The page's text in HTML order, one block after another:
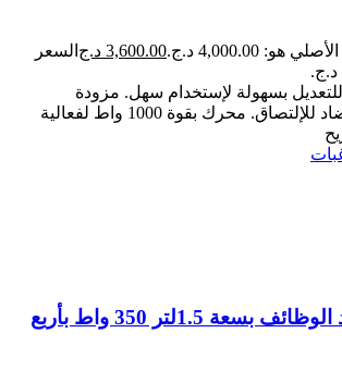
هو: 4,000.00 د.ج. 3,600.00 د.ج السعر
بسهولة لإستخدام سهل. مزودة
بصفيحة مع طلاء مضاد للإلتصاق. محرك بقوة 1000 واط لفعالية
روبو مطبخ متعدد الوظائف بسعة 1.5لتر 350 واط بأربع